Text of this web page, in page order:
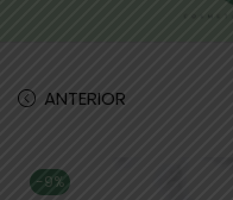
ANTERIOR
-9%